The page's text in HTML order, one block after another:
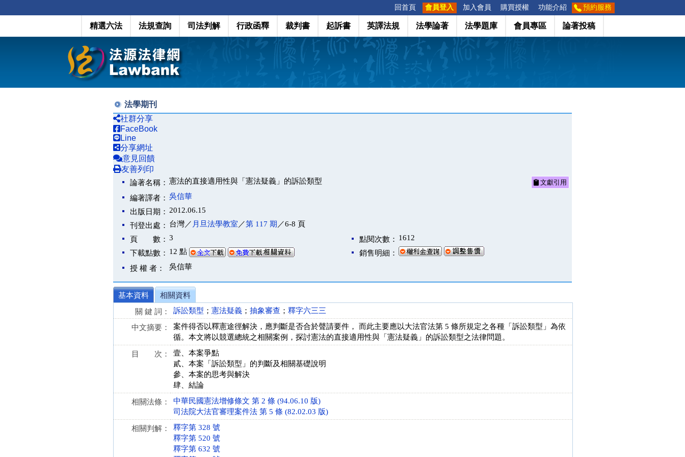
回首頁 會員登入 加入會員 購買授權 功能介紹 預約服務
精選六法 法規查詢 司法判解 行政函釋 裁判書 起訴書 英譯法規 法學論著 法學題庫 會員專區 論著投稿
法學期刊
社群分享
FaceBook
Line
分享網址
意見回饋
友善列印
論著名稱： 憲法的直接適用性與「憲法疑義」的訴訟類型 文獻引用
編著譯者： 吳信華
出版日期： 2012.06.15
刊登出處： 台灣／ 月旦法學教室 ／第 117 期 ／6-8 頁
頁 數： 3 點閱次數： 1612
下載點數： 12 點
銷售明細：
授 權 者：
吳信華
基本資料
相關資料
關 鍵 詞：
訴訟類型 ； 憲法疑義 ； 抽象審查 ； 釋字六三三
中文摘要：
案件得否以釋憲途徑解決，應判斷是否合於聲請要件， 而此主要應以大法官法第 5 條所規定之各種「訴訟類型」為依
循。本文將以競選總統之相關案例，探討憲法的直接適用性與「憲法疑義」的訴訟類型之法律問題。
目 次：
壹、本案爭點
貳、本案「訴訟類型」的判斷及相關基礎說明
參、本案的思考與解決
肆、結論
相關法條：
中華民國憲法增修條文 第 2 條 (94.06.10 版)
司法院大法官審理案件法 第 5 條 (82.02.03 版)
相關判解：
釋字第 328 號
釋字第 520 號
釋字第 632 號